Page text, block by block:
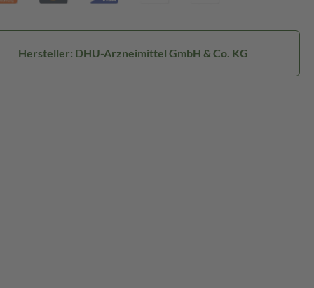
Hersteller: DHU-Arzneimittel GmbH & Co. KG